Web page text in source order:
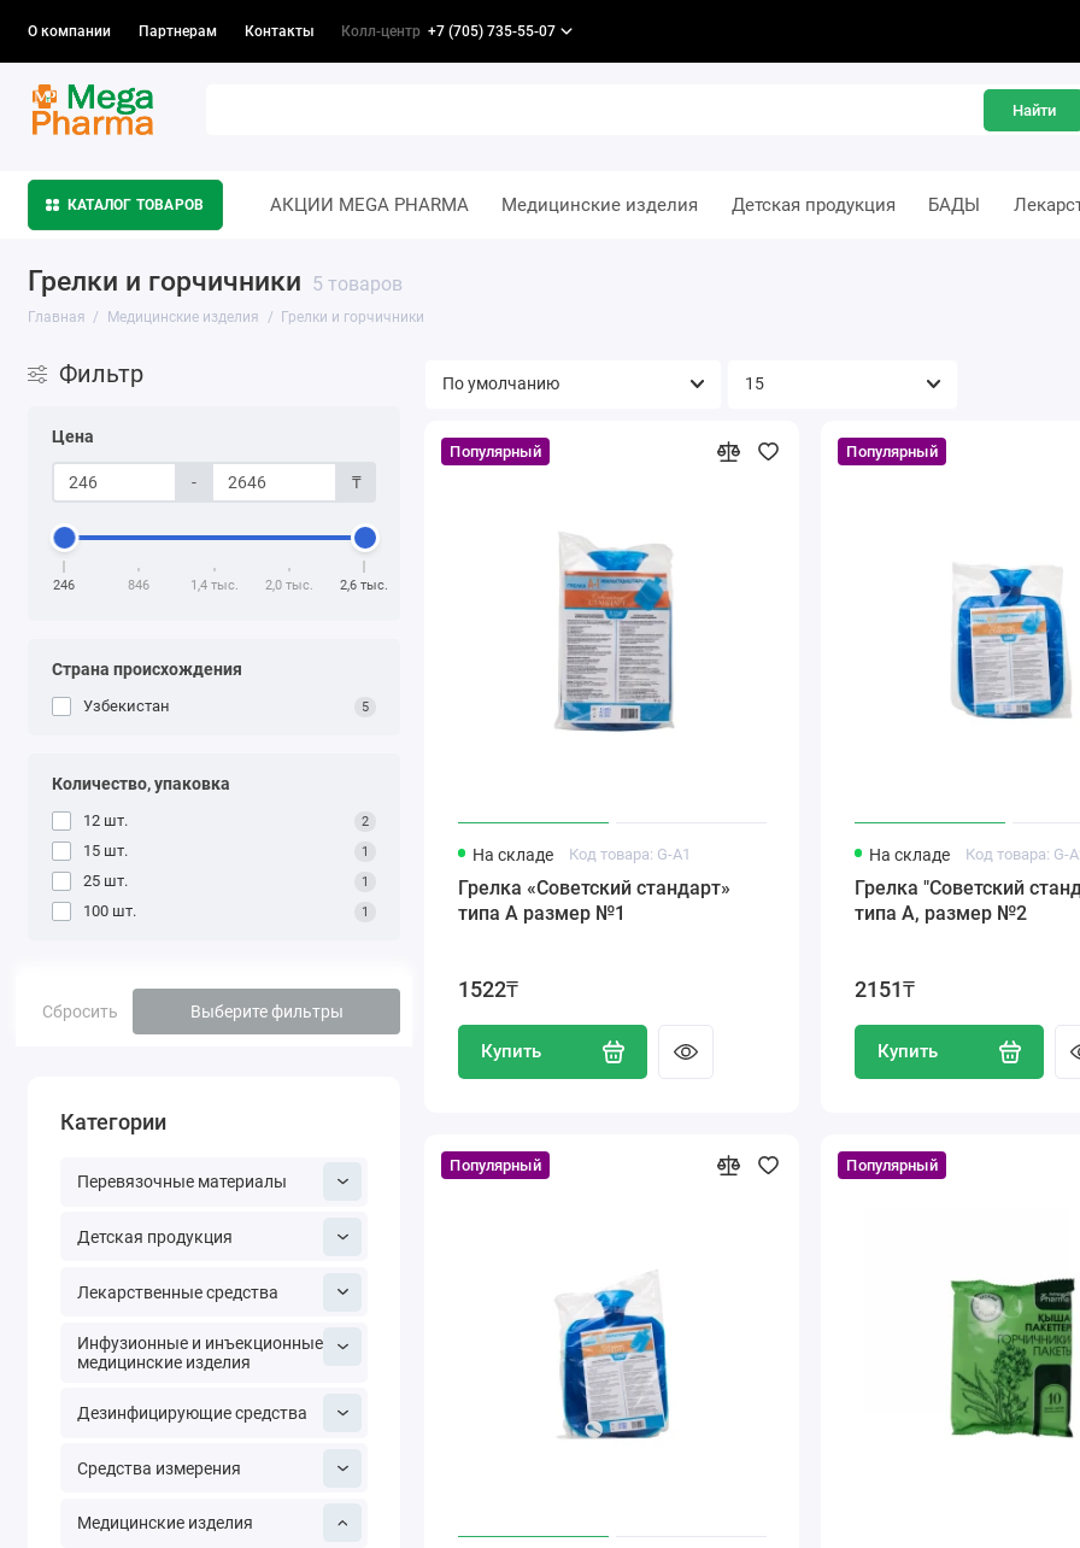
О компании Партнерам Контакты Колл-центр +7 (705) 735-55-07
Найти
КАТАЛОГ ТОВАРОВ АКЦИИ MEGA PHARMA Медицинские изделия Детская продукция БАДЫ
Грелки и горчичники 5 товаров
Главная Медицинские изделия Грелки и горчичники
Фильтр
Цена
- ₸
246 846 1,4 тыс. 2,0 тыс. 2,6 тыс.
Cтрана происхождения
Узбекистан 5
Количество, упаковка
12 шт. 2
15 шт. 1
25 шт. 1
100 шт. 1
Сбросить Выберите фильтры
Категории
Перевязочные материалы
Детская продукция
Лекарственные средства
Инфузионные и инъекционные
медицинские изделия
Дезинфицирующие средства
Средства измерения
Медицинские изделия
Популярный
На складе Код товара: G-A1
Грелка «Советский стандарт»
типа А размер №1
1522₸
Купить
Популярный
На складе Код товара: G-
Грелка "Советский
типа А, размер №2
2151₸
Купить
Популярный Популярный